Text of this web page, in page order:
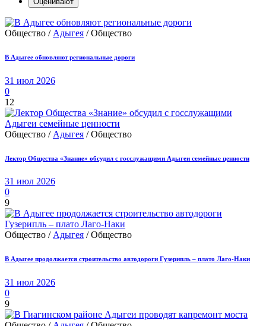
Общество / Адыгея / Общество
В Адыгее обновляют региональные дороги
31 июл 2026
0
12
Общество / Адыгея / Общество
Лектор Общества «Знание» обсудил с госслужащими Адыгеи семейные ценности
31 июл 2026
0
9
Общество /Адыгея / Общество
В Адыгее продолжается строительство автодороги Гузерипль – плато Лаго-Наки
31 июл 2026
0
9